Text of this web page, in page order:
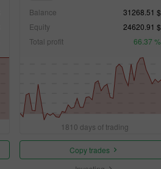
Balance
31268.51 $
Equity
24620.91 $
Total profit
66.37 %
1810 days of trading
Copy trades